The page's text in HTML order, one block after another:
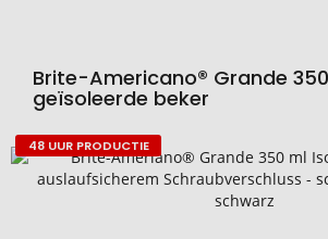
Brite-Americano® Grande
geïsoleerde beker
Naar
48 UUR PRODUCTIE